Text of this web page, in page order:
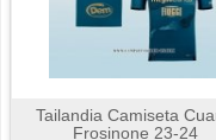
Tailandia Camiseta
Frosinone 23-24